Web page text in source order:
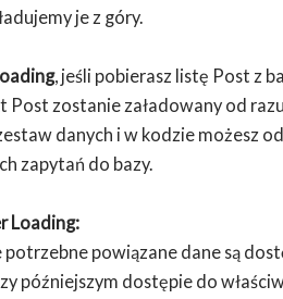
je z góry.
, jeśli pobierasz listę Post z
Post zostanie załadowany od
danych i w kodzie możesz
zapytań do bazy.
Loading:
potrzebne powiązane dane są
późniejszym dostępie do